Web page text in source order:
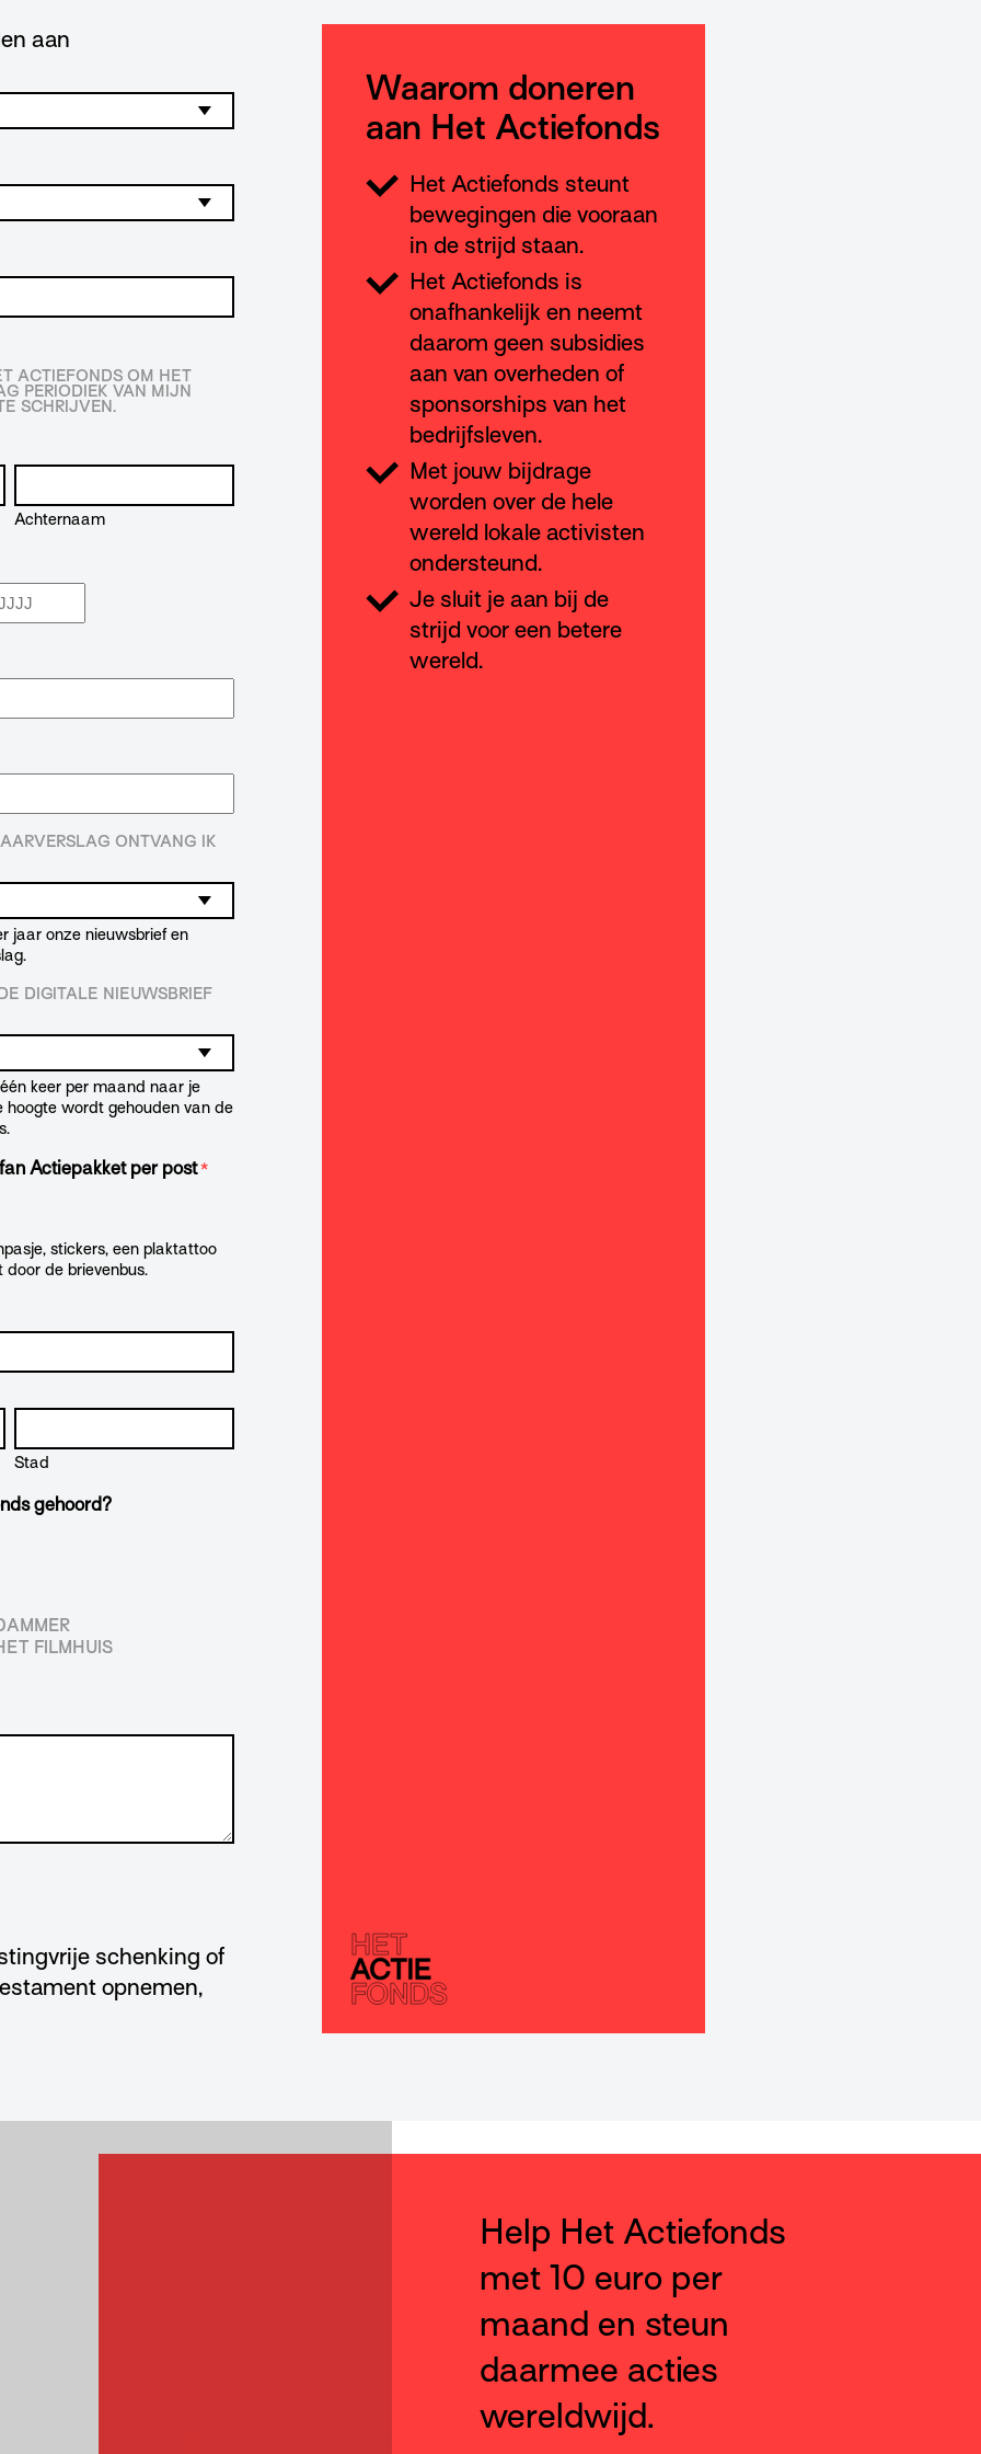
aan
ACTIEFONDS OM HET
PERIODIEK VAN MIJN
SCHRIJVEN.
Achternaam
ONTVANG IK
jaar onze nieuwsbrief en
DIGITALE NIEUWSBRIEF
keer per maand naar je
hoogte wordt gehouden van de
Actiepakket per post *
stickers, een plaktattoo
door de brievenbus.
Stad
gehoord?
FILMHUIS
schenking of
opnemen,
Waarom doneren
aan Het Actiefonds
Het Actiefonds steunt
bewegingen die vooraan
in de strijd staan.
Het Actiefonds is
onafhankelijk en neemt
daarom geen subsidies
aan van overheden of
sponsorships van het
bedrijfsleven.
Met jouw bijdrage
worden over de hele
wereld lokale activisten
ondersteund.
Je sluit je aan bij de
strijd voor een betere
wereld.
Help Het Actiefonds
met 10 euro per
maand en steun
daarmee acties
wereldwijd.